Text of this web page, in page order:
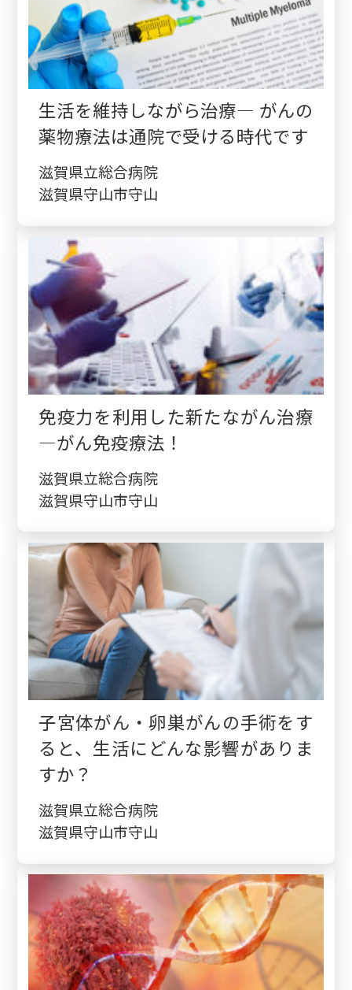
生活を維持しながら治療― がんの
薬物療法は通院で受ける時代です
滋賀県立総合病院
滋賀県守山市守山
免疫力を利用した新たながん治療
―がん免疫療法！
滋賀県立総合病院
滋賀県守山市守山
子宮体がん・卵巣がんの手術をす
ると、生活にどんな影響がありま
すか？
滋賀県立総合病院
滋賀県守山市守山